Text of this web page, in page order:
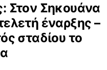
Στον Σηκουάνα
έναρξης –
σταδίου το